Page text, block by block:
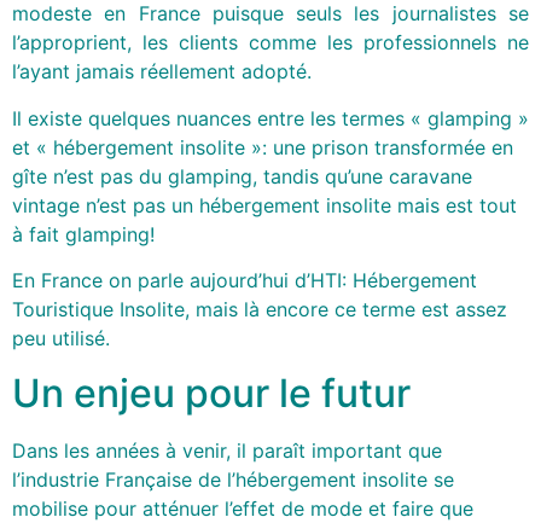
modeste en France puisque seuls les journalistes se
l’approprient, les clients comme les professionnels ne
l’ayant jamais réellement adopté.
Il existe quelques nuances entre les termes « glamping »
et « hébergement insolite »: une prison transformée en
gîte n’est pas du glamping, tandis qu’une caravane
vintage n’est pas un hébergement insolite mais est tout
à fait glamping!
En France on parle aujourd’hui d’HTI: Hébergement
Touristique Insolite, mais là encore ce terme est assez
peu utilisé.
Un enjeu pour le futur
Dans les années à venir, il paraît important que
l’industrie Française de l’hébergement insolite se
mobilise pour atténuer l’effet de mode et faire que